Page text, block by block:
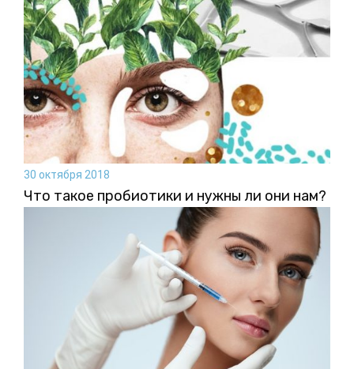
30 октября 2018
Что такое пробиотики и нужны ли они нам?